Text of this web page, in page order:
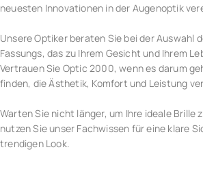
neuesten Innovationen in der Augenoptik
Unsere Optiker beraten Sie bei der Auswahl
Fassungs, das zu Ihrem Gesicht und Ihrem
Vertrauen Sie Optic 2000, wenn es darum
finden, die Ästhetik, Komfort und Leistung
Warten Sie nicht länger, um Ihre ideale Brille
nutzen Sie unser Fachwissen für eine klare
trendigen Look.